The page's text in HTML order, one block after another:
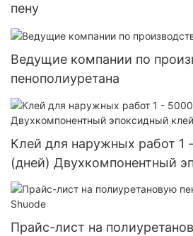
пену
Ведущие компании по
пенополиуретана
Клей для наружных работ 1
(дней) Двухкомпонентный
оптом - Shuode
Прайс-лист на